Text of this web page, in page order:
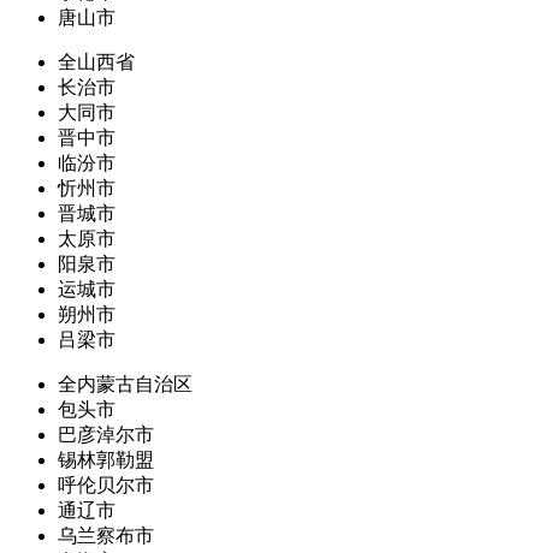
唐山市
全山西省
长治市
大同市
晋中市
临汾市
忻州市
晋城市
太原市
阳泉市
运城市
朔州市
吕梁市
全内蒙古自治区
包头市
巴彦淖尔市
锡林郭勒盟
呼伦贝尔市
通辽市
乌兰察布市